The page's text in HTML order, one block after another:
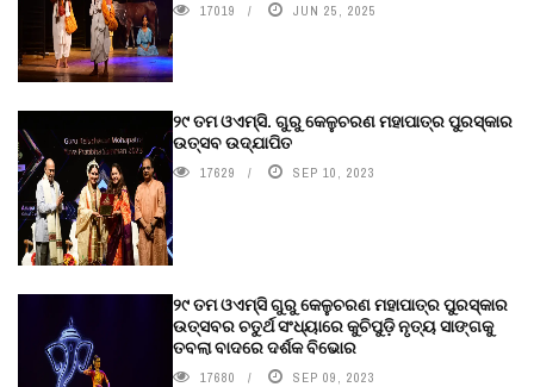
17019 JUN 25, 2025
୨୯ ତମ ଓଏମ୍‌ସି. ଗୁରୁ କେଳୁଚରଣ ମହାପାତ୍ର ପୁରସ୍କାର
ଉତ୍ସବ ଉଦ୍‍ଯାପିତ
17629 SEP 10, 2023
୨୯ ତମ ଓଏମ୍‌ସି ଗୁରୁ କେଳୁଚରଣ ମହାପାତ୍ର ପୁରସ୍କାର
ଉତ୍ସବର ଚତୁର୍ଥ ସଂଧ୍ୟାରେ କୁଚିପୁଡ଼ି ନୃତ୍ୟ ସାଙ୍ଗକୁ
ତବଲା ବାଦରେ ଦର୍ଶକ ବିଭୋର
17680 SEP 09, 2023